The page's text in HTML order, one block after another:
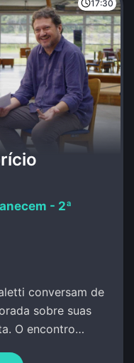
17:30
- 2ª
conversam de
sobre suas
O encontro